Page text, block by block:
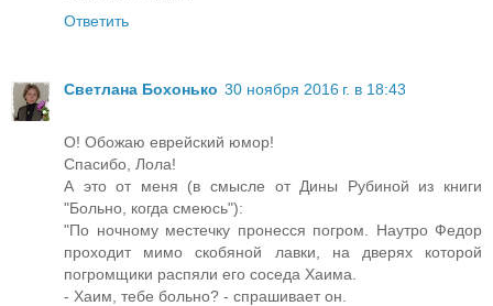
Ответить
Светлана Бохонько 30 ноября 2016 г. в 18:43
О! Обожаю еврейский юмор!
Спасибо, Лола!
А это от меня (в смысле от Дины Рубиной из книги
"Больно, когда смеюсь"):
"По ночному местечку пронесся погром. Наутро Федор
проходит мимо скобяной лавки, на дверях которой
погромщики распяли его соседа Хаима.
- Хаим, тебе больно? - спрашивает он.